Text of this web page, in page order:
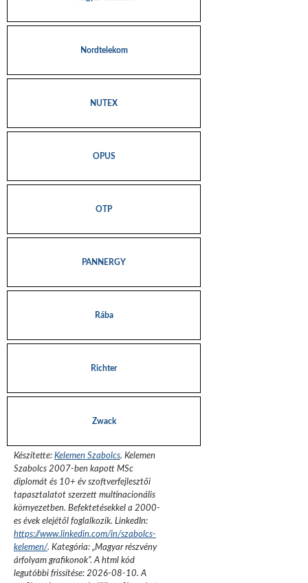
Nordtelekom
NUTEX
OPUS
OTP
PANNERGY
Rába
Richter
Zwack
Készítette: Kelemen Szabolcs. Kelemen
Szabolcs 2007-ben kapott MSc
diplomát és 10+ év szoftverfejlesztői
tapasztalatot szerzett multinacionális
környezetben. Befektetésekkel a 2000-
es évek elejétől foglalkozik. LinkedIn:
https://www.linkedin.com/in/szabolcs-
kelemen/. Kategória: „Magyar részvény
árfolyam grafikonok”.A html kód
legutóbbi frissítése: 2026-08-10. A